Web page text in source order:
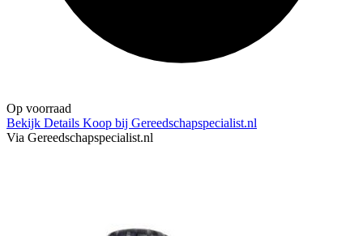
Op voorraad
Bekijk Details Koop bij Gereedschapspecialist.nl
Via Gereedschapspecialist.nl